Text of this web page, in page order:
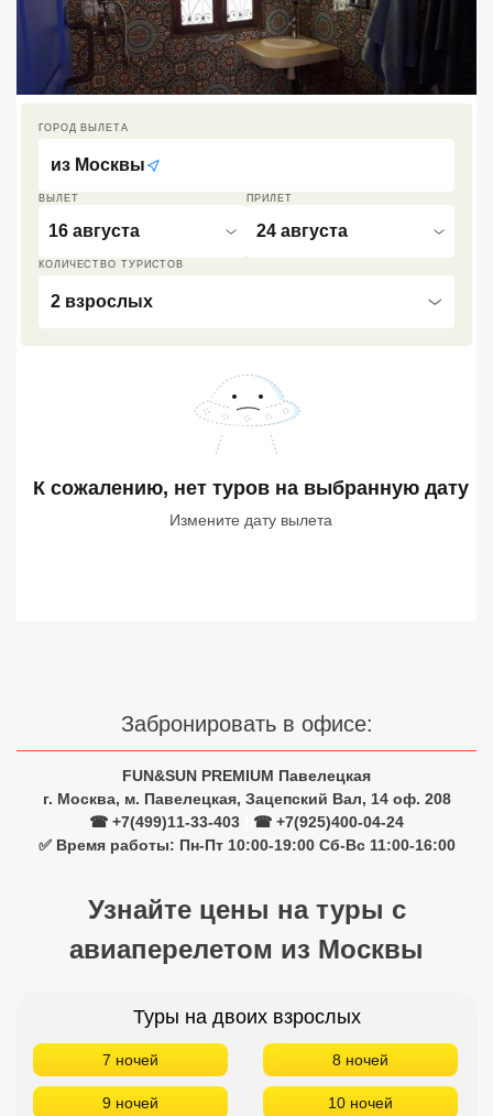
ВЫЛЕТ
16 августа
ПРИЛЕТ
24 августа
КОЛИЧЕСТВО ТУРИСТОВ
2 взрослых
ГОРОД ВЫЛЕТА
из Москвы
К сожалению, нет туров на выбранную дату
Измените дату вылета
Забронировать в офисе:
FUN&SUN PREMIUM Павелецкая
г. Москва, м. Павелецкая, Зацепский Вал, 14 оф. 208
☎ +7(499)11-33-403
☎ +7(925)400-04-24
✅ Время работы: Пн-Пт 10:00-19:00 Сб-Вс 11:00-16:00
Узнайте цены на туры с
авиаперелетом из Москвы
Туры на двоих взрослых
7 ночей 8 ночей
9 ночей 10 ночей
Занзибар
Абхазия
Большой Сочи
Экскурсионные туры
VIP отели 5 звезд
ТОП 10 лучших отелей 5*
Недорогие отели 4*
Сетевые отели ОАЭ
Сетевые отели Таиланда
Сетевые отели Вьетнама
Сетевые отели Сейшел